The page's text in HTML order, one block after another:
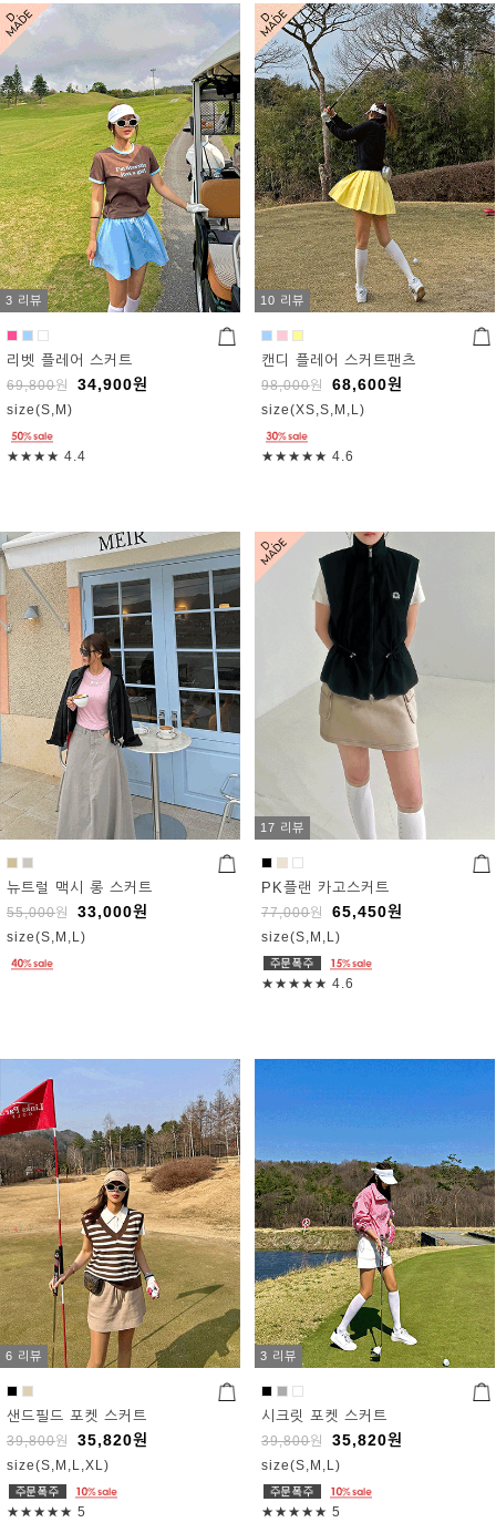
3 리뷰
리벳 플레어 스커트
69,800원 34,900원
size(S,M)
★★★★ 4.4
10 리뷰
캔디 플레어 스커트팬츠
98,000원 68,600원
size(XS,S,M,L)
★★★★★ 4.6
뉴트럴 맥시 롱 스커트
55,000원 33,000원
size(S,M,L)
17 리뷰
PK플랜 카고스커트
77,000원 65,450원
size(S,M,L)
★★★★★ 4.6
6 리뷰
샌드필드 포켓 스커트
39,800원 35,820원
size(S,M,L,XL)
★★★★★ 5
3 리뷰
시크릿 포켓 스커트
39,800원 35,820원
size(S,M,L)
★★★★★ 5